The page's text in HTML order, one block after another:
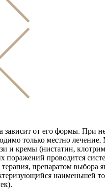
зависит от его формы. При
только местно лечение.
и кремы (нистатин,
поражений проводится
препаратом выбора
наименьшей